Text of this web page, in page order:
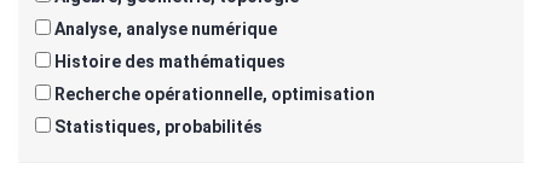
Analyse, analyse numérique
Histoire des mathématiques
Recherche opérationnelle, optimisation
Statistiques, probabilités